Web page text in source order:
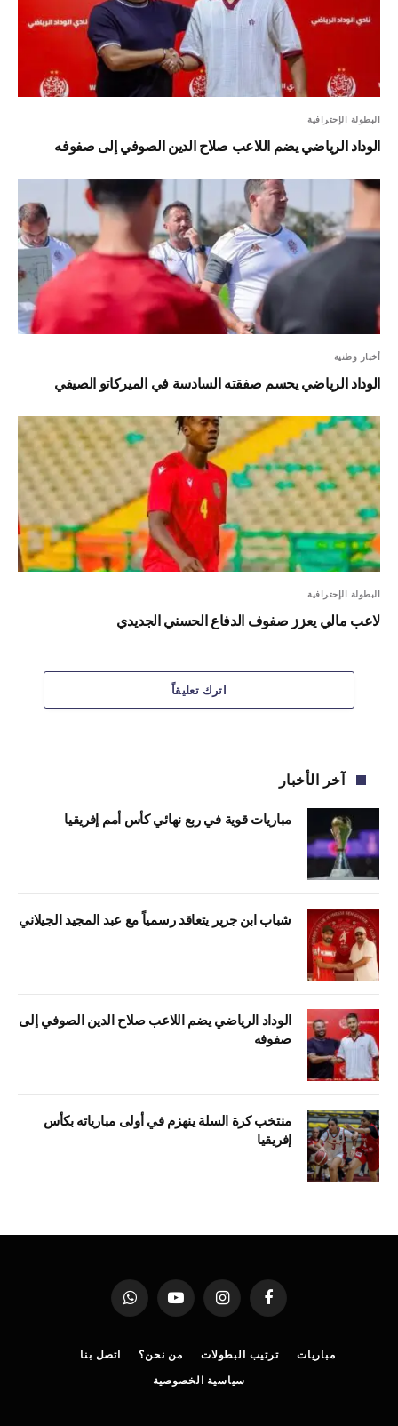
البطولة الإحترافية
الوداد الرياضي يضم اللاعب صلاح الدين الصوفي إلى صفوفه
أخبار وطنية
الوداد الرياضي يحسم صفقته السادسة في الميركاتو الصيفي
البطولة الإحترافية
لاعب مالي يعزز صفوف الدفاع الحسني الجديدي
اترك تعليقاً
آخر الأخبار
مباريات قوية في ربع نهائي كأس أمم إفريقيا
شباب ابن جرير يتعاقد رسمياً مع عبد المجيد الجيلاني
الوداد الرياضي يضم اللاعب صلاح الدين الصوفي إلى
صفوفه
منتخب كرة السلة ينهزم في أولى مبارياته بكأس
إفريقيا
فيسبوك الانستغراميوتيوب واتساب
مباريات ترتيب البطولات من نحن؟
اتصل بنا
سياسية الخصوصية